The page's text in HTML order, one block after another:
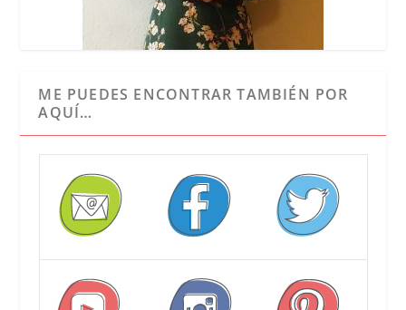
ME PUEDES ENCONTRAR TAMBIÉN POR
AQUÍ…